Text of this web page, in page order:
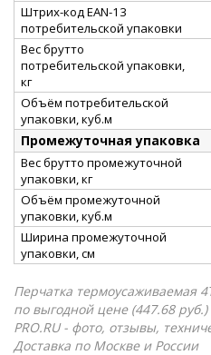
Штрих-код EAN-13
потребительской упаковки
Вес брутто
потребительской упаковки,
кг
Объём потребительской
упаковки, куб.м
Промежуточная упаковка
Вес брутто промежуточной
упаковки, кг
Объём промежуточной
упаковки, куб.м
Ширина промежуточной
упаковки, см
Перчатка термоусаживаемая
по выгодной цене (447.68
PRO.RU - фото, отзывы,
Доставка по Москве и России